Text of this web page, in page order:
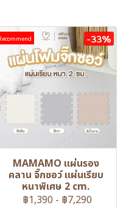
-33%
MAMAMO แผ่นรอง
คลาน จิ๊กซอว์ แผ่นเรียบ
หนาพิเศษ 2 cm.
฿1,390 - ฿7,290